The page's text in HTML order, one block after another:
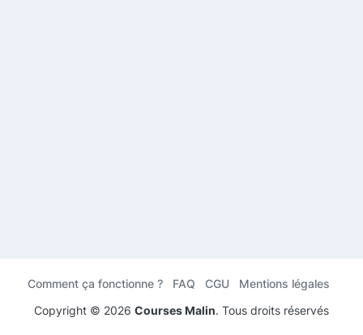
Comment ça fonctionne ? FAQ CGU
Mentions légales
Copyright © 2026 Courses Malin. Tous droits réservés